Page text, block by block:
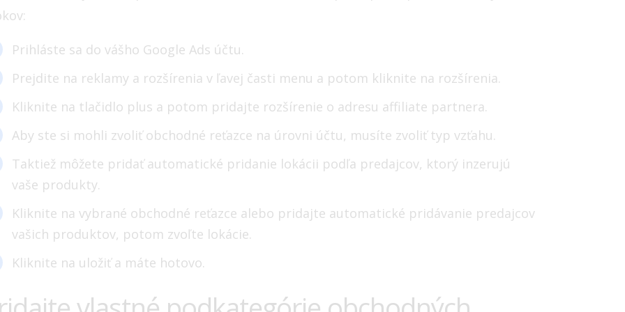
Prihláste sa do vášho Google Ads účtu.
Prejdite na reklamy a rozšírenia v ľavej časti menu a potom kliknite na rozšírenia.
Kliknite na tlačidlo plus a potom pridajte rozšírenie o adresu affiliate partnera.
Aby ste si mohli zvoliť obchodné reťazce na úrovni účtu, musíte zvoliť typ vzťahu.
Taktiež môžete pridať automatické pridanie lokácii podľa predajcov, ktorý inzerujú
vaše produkty.
Kliknite na vybrané obchodné reťazce alebo pridajte automatické pridávanie predajcov
vašich produktov, potom zvoľte lokácie.
Kliknite na uložiť a máte hotovo.